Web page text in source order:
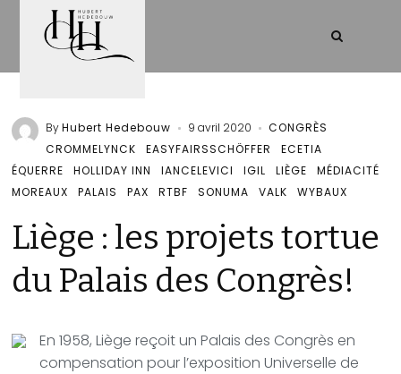
ByHubert Hedebouw 9 avril 2020
CONGRÈS
CROMMELYNCK
EASYFAIRSSCHÖFFER
ECETIA
ÉQUERRE
HOLLIDAY INN IANCELEVICI IGIL LIÈGE
MÉDIACITÉ
MOREAUX
PALAIS PAX RTBF SONUMA VALK WYBAUX
Liège : les projets tortue
du Palais des Congrès!
En 1958, Liège reçoit un Palais des Congrès en
compensation pour l’exposition Universelle de